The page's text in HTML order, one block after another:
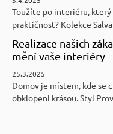
Toužíte po interiéru,
praktičnost? Kolekce
Realizace našich
mění vaše interiéry
25.3.2025
Domov je místem, kde se
obklopeni krásou. Styl